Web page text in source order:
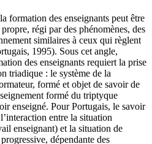
formation des enseignants peut être
régi par des phénomènes, des
similaires à ceux qui règlent
1995). Sous cet angle,
des enseignants requiert la prise
triadique : le système de la
formé et objet de savoir de
formé du triptyque
enseigné. Pour Portugais, le savoir
entre la situation
enseignant) et la situation de
dépendante des